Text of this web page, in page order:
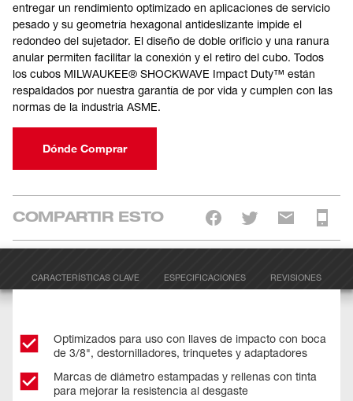
entregar un rendimiento optimizado en aplicaciones de servicio
pesado y su geometría hexagonal antideslizante impide el
redondeo del sujetador. El diseño de doble orificio y una ranura
anular permiten facilitar la conexión y el retiro del cubo. Todos
los cubos MILWAUKEE® SHOCKWAVE Impact Duty™ están
respaldados por nuestra garantía de por vida y cumplen con las
normas de la industria ASME.
Dónde Comprar
COMPARTIR ESTO
CARACTERÍSTICAS CLAVE ESPECIFICACIONES REVISIONES
Optimizados para uso con llaves de impacto con boca
de 3/8", destornilladores, trinquetes y adaptadores
Marcas de diámetro estampadas y rellenas con tinta
para mejorar la resistencia al desgaste